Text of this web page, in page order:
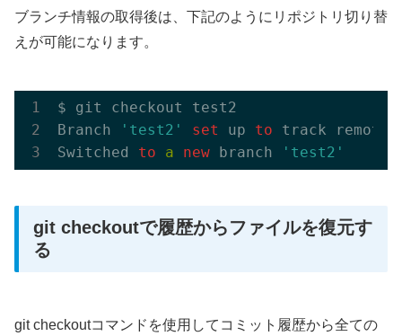
ブランチ情報の取得後は、下記のようにリポジトリ切り替
えが可能になります。
$ git checkout test2
Branch
'test2' set up to track remote
Switched to a new branch 'test2'
git checkoutで履歴からファイルを復元す
る
git checkoutコマンドを使用してコミット履歴から全ての